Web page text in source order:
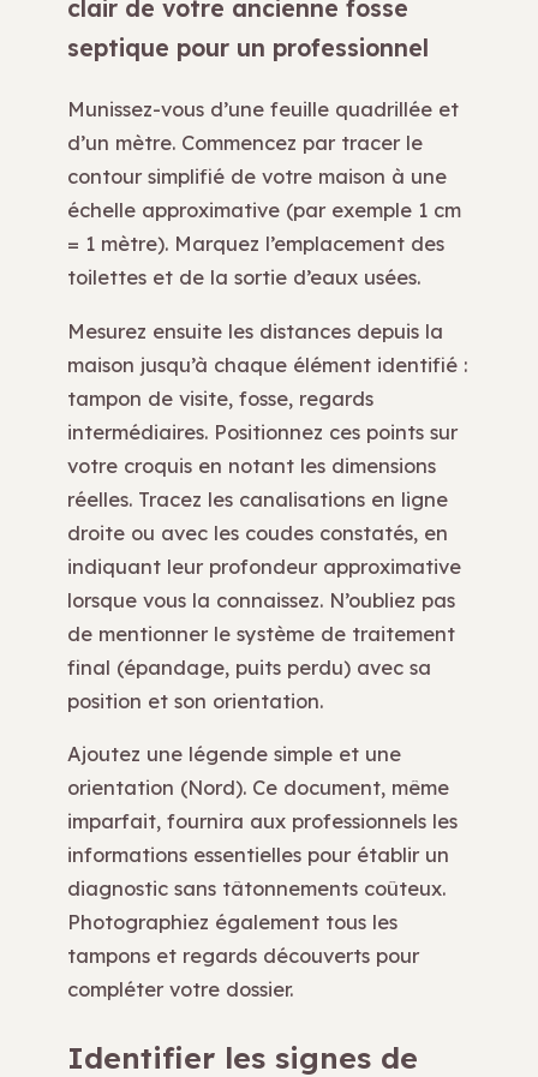
clair de votre ancienne fosse
septique pour un professionnel
Munissez-vous d’une feuille quadrillée et
d’un mètre. Commencez par tracer le
contour simplifié de votre maison à une
échelle approximative (par exemple 1 cm
= 1 mètre). Marquez l’emplacement des
toilettes et de la sortie d’eaux usées.
Mesurez ensuite les distances depuis la
maison jusqu’à chaque élément identifié :
tampon de visite, fosse, regards
intermédiaires. Positionnez ces points sur
votre croquis en notant les dimensions
réelles. Tracez les canalisations en ligne
droite ou avec les coudes constatés, en
indiquant leur profondeur approximative
lorsque vous la connaissez. N’oubliez pas
de mentionner le système de traitement
final (épandage, puits perdu) avec sa
position et son orientation.
Ajoutez une légende simple et une
orientation (Nord). Ce document, même
imparfait, fournira aux professionnels les
informations essentielles pour établir un
diagnostic sans tâtonnements coûteux.
Photographiez également tous les
tampons et regards découverts pour
compléter votre dossier.
Identifier les signes de